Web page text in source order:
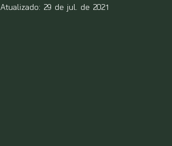
Atualizado: 29 de jul. de 2021